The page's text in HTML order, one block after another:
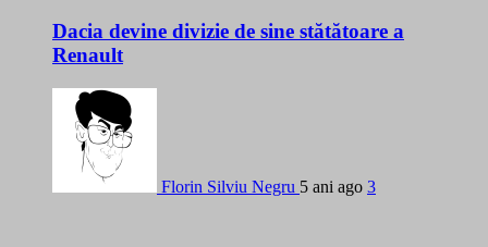
Dacia devine divizie de sine stătătoare a
Renault
Florin Silviu Negru 5 ani ago 3